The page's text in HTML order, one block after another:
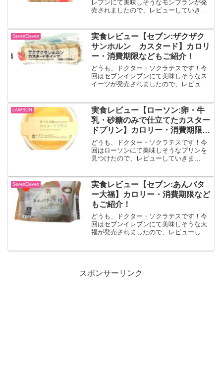
レブンにて美味しそうなモンブランが発
売されましたので、レビューしていきま
ップクリームの中に、マロンダイスが入
った栗を堪能できるモンブ...
SevenEleven
実食レビュー【セブン:ザクザク
サンホルン カスタード】カロリ
ー・消費期限などもご紹介！
どうも、ドクター・ソクラテスです！今
回はセブンイレブンにて美味しそうなス
イーツが発売されましたので、レビュー
を組み合わせた、ザクザク食感が楽しめ
る菓子パンです。中にはく...
LAWSON
実食レビュー【ローソン:卵・牛
乳・砂糖のみで仕立てたカスター
ドプリン】カロリー・消費期限な
どもご紹介！
どうも、ドクター・ソクラテスです！今
回はローソンにて美味しそうなプリンを
見つけたので、レビューしていきま
スタードプリン。出典:ローソン公式サイ
ト白いカップ容器になってお...
SevenEleven
実食レビュー【セブン:あんバタ
ー大福】カロリー・消費期限など
もご紹介！
どうも、ドクター・ソクラテスです！今
回はセブンイレブンにて美味しそうな大
福が発売されましたので、レビューして
スポンサーリンク